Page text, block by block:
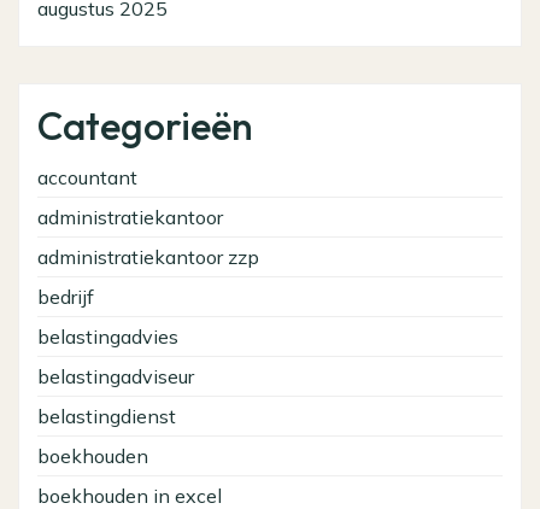
augustus 2025
Categorieën
accountant
administratiekantoor
administratiekantoor zzp
bedrijf
belastingadvies
belastingadviseur
belastingdienst
boekhouden
boekhouden in excel